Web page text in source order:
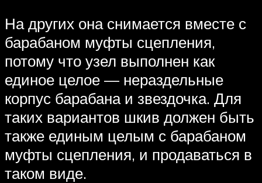
На других она снимается вместе с
барабаном муфты сцепления,
потому что узел выполнен как
единое целое — нераздельные
корпус барабана и звездочка. Для
таких вариантов шкив должен быть
также единым целым с барабаном
муфты сцепления, и продаваться в
таком виде.